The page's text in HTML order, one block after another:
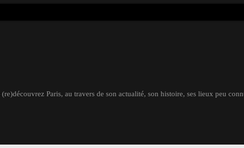
Paris, au travers de son actualité, son histoire, ses lieux peu